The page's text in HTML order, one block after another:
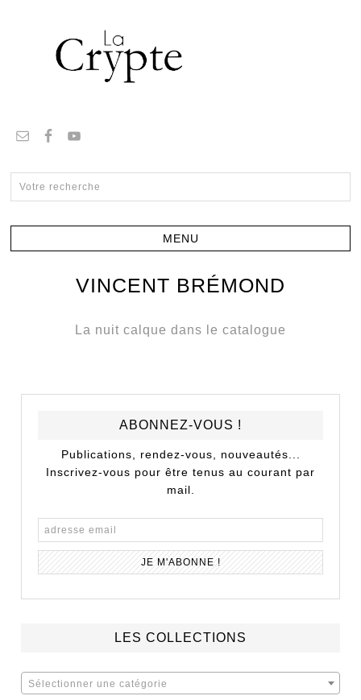
VINCENT BRÉMOND
La nuit calque dans le catalogue
ABONNEZ-VOUS !
Publications, rendez-vous, nouveautés...
Inscrivez-vous pour être tenus au courant par
mail.
LES COLLECTIONS
Sélectionner une catégorie